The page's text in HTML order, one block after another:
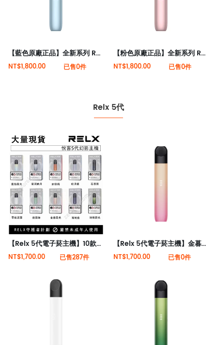
【藍色原廠正品】全新系列 Relx 6代電子菸宙斯 悅刻Infinity Pro 2六代煙機(可調大/小煙量) 支持Relx 4/5代煙彈通用 (下訂秒發貨)
NT$1,800.00 已售0件
【粉色原廠正品】全新系列 Relx 6代電子菸宙斯 悅刻Infinity Pro 2六代煙機(可調大/小煙量) 支持Relx 4/5代煙彈通用 (下訂秒發貨)
NT$1,800.00 已售0件
Relx 5代
【Relx 5代電子菸主機】10款顏色 大量現貨 悅刻5代幻影霧化器單桿 電量顯示
NT$1,700.00 已售287件
【Relx 5代電子菸主機】金暮霞光 大量現貨 悅刻5代幻影霧化器單桿 電量顯示
NT$1,700.00 已售0件